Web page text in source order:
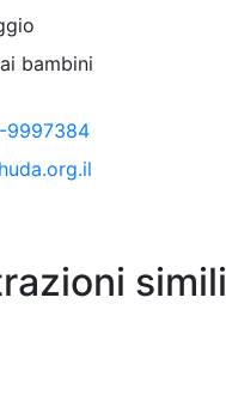
bambini
9997384
simili